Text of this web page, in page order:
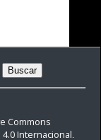
Commons
Internacional